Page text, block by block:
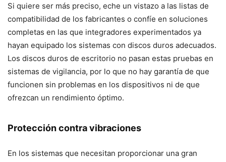
Si quiere ser más preciso, eche un vistazo a las listas de
compatibilidad de los fabricantes o confíe en soluciones
completas en las que integradores experimentados ya
hayan equipado los sistemas con discos duros adecuados.
Los discos duros de escritorio no pasan estas pruebas en
sistemas de vigilancia, por lo que no hay garantía de que
funcionen sin problemas en los dispositivos ni de que
ofrezcan un rendimiento óptimo.
Protección contra vibraciones
En los sistemas que necesitan proporcionar una gran